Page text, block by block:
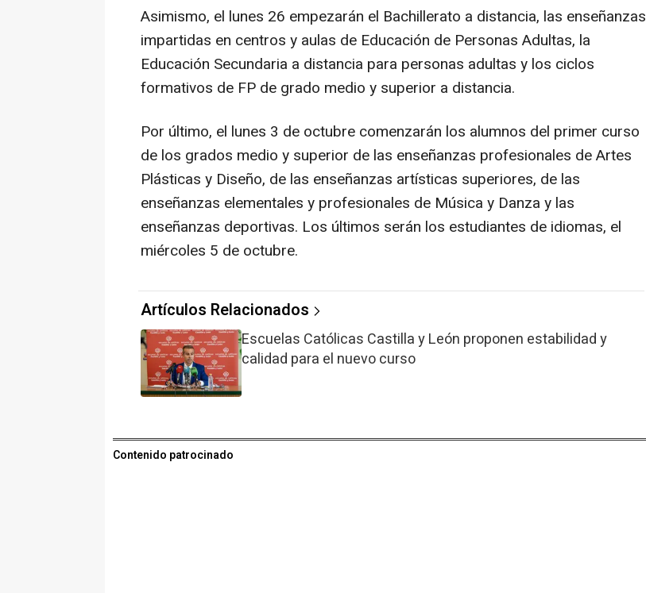
Asimismo, el lunes 26 empezarán el Bachillerato a distancia, las enseñanzas
impartidas en centros y aulas de Educación de Personas Adultas, la
Educación Secundaria a distancia para personas adultas y los ciclos
formativos de FP de grado medio y superior a distancia.
Por último, el lunes 3 de octubre comenzarán los alumnos del primer curso
de los grados medio y superior de las enseñanzas profesionales de Artes
Plásticas y Diseño, de las enseñanzas artísticas superiores, de las
enseñanzas elementales y profesionales de Música y Danza y las
enseñanzas deportivas. Los últimos serán los estudiantes de idiomas, el
miércoles 5 de octubre.
Artículos Relacionados
Escuelas Católicas Castilla y León proponen estabilidad y
calidad para el nuevo curso
Contenido patrocinado